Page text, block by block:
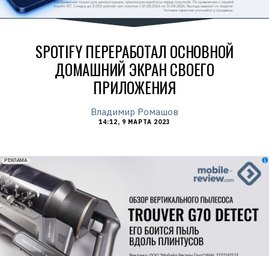
SPOTIFY ПЕРЕРАБОТАЛ ОСНОВНОЙ
ДОМАШНИЙ ЭКРАН СВОЕГО
ПРИЛОЖЕНИЯ
Владимир Ромашов
14:12, 9 МАРТА 2023
erid: 2VfnxxmNzs5
РЕКЛАМА